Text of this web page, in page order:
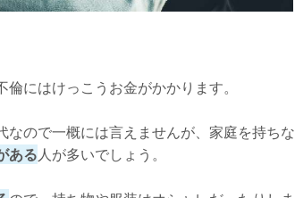
にはけっこうお金がかかります。
ので一概には言えませんが、家庭を持ちな
ある人が多いでしょう。